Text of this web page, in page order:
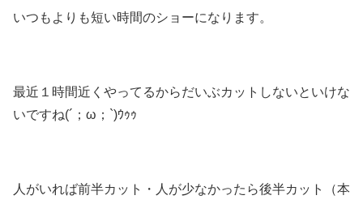
いつもよりも短い時間のショーになります。
最近１時間近くやってるからだいぶカットしないといけな
いですね(´；ω；`)ｳｩｩ
人がいれば前半カット・人が少なかったら後半カット（本